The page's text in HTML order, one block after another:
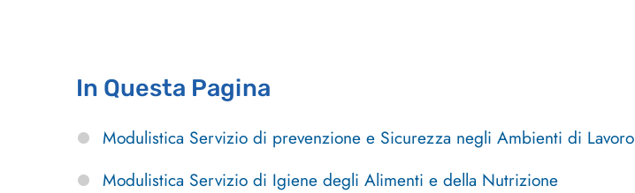
In Questa Pagina
Modulistica Servizio di prevenzione e Sicurezza negli Ambienti di Lavoro
Modulistica Servizio di Igiene degli Alimenti e della Nutrizione